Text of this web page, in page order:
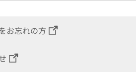
お忘れの方